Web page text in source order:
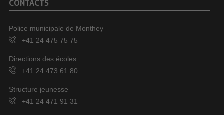
CONTACTS
Police municipale de Monthey
+41 24 475 75 75
Directions des écoles
+41 24 473 61 80
Structure jeunesse
+41 24 471 91 31